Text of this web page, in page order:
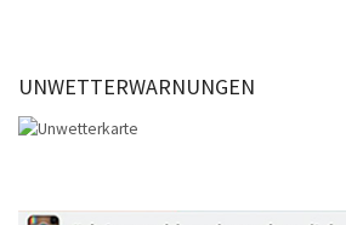
UNWETTERWARNUNGEN